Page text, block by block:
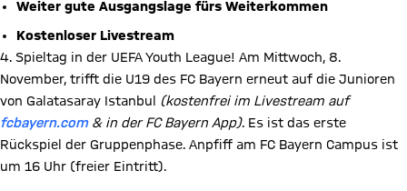
Weiter gute Ausgangslage fürs Weiterkommen
Kostenloser Livestream
4. Spieltag in der UEFA Youth League! Am Mittwoch, 8.
November, trifft die U19 des FC Bayern erneut auf die Junioren
von Galatasaray Istanbul (kostenfrei im Livestream auf
fcbayern.com& in der FC Bayern App). Es ist das erste
Rückspiel der Gruppenphase. Anpfiff am FC Bayern Campus ist
um 16 Uhr (freier Eintritt).